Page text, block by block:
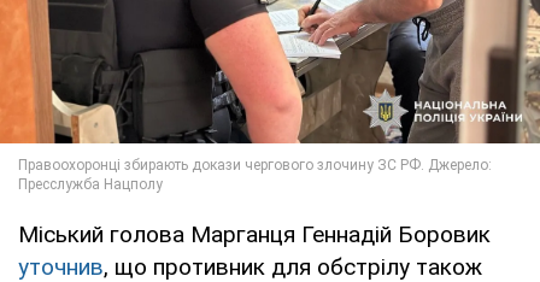
Міський голова Марганця Геннадій Боровик
уточнив, що противник для обстрілу також